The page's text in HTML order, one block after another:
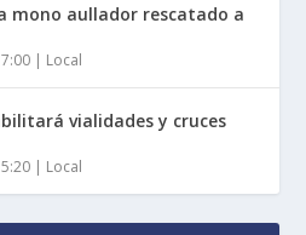
mono aullador rescatado a
| Local
vialidades y cruces
| Local